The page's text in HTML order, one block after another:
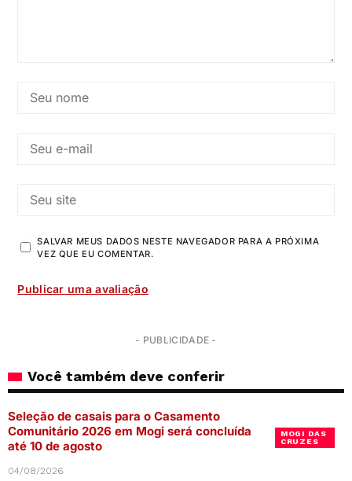
SALVAR MEUS DADOS NESTE NAVEGADOR PARA A PRÓXIMA
VEZ QUE EU COMENTAR.
- PUBLICIDADE -
Você também deve conferir
MOGI DAS
CRUZES
Seleção de casais para o Casamento
Comunitário 2026 em Mogi será concluída
até 10 de agosto
04/08/2026